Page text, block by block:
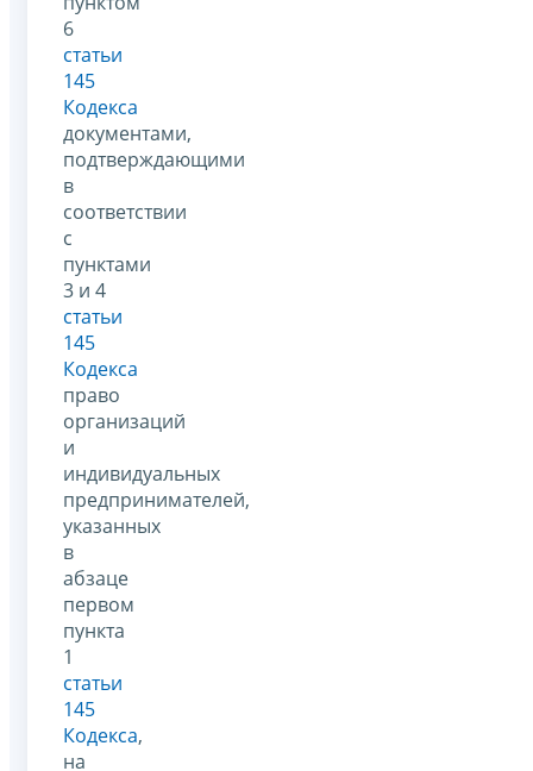
6
статьи
145
Кодекса
документами,
подтверждающими
в
соответствии
с
пунктами
3 и 4
статьи
145
Кодекса
право
организаций
и
индивидуальных
предпринимателей,
указанных
в
абзаце
первом
пункта
1
статьи
145
Кодекса,
на